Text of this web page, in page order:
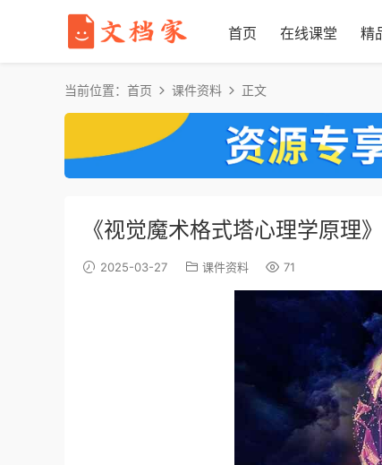
首页 在线课堂 精
当前位置： 首页 课件资料 正文
《视觉魔术格式塔心理学原理
2025-03-27 课件资料 71